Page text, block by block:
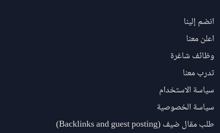
انضم إلينا
اعلن معنا
وظائف شاغرة
تدرب معنا
سياسة الاستخدام
سياسة الخصوصية
طلب مقال ضيف (Backlinks and guest posting)